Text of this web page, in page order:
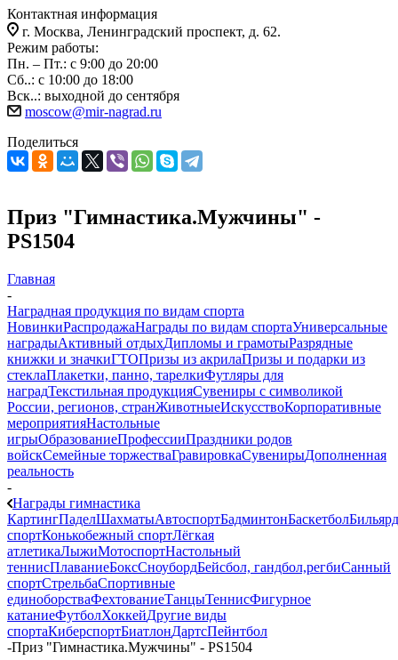
Контактная информация
г. Москва, Ленинградский проспект, д. 62.
Режим работы:
Пн. – Пт.: с 9:00 до 20:00
Сб..: с 10:00 до 18:00
Вск..: выходной до сентября
moscow@mir-nagrad.ru
Поделиться
Приз "Гимнастика.Мужчины" -
PS1504
Главная
-
Наградная продукция по видам спорта
НовинкиРаспродажаНаграды по видам спортаУниверсальные
наградыАктивный отдыхДипломы и грамотыРазрядные
книжки и значкиГТОПризы из акрилаПризы и подарки из
стеклаПлакетки, панно, тарелкиФутляры для
наградТекстильная продукцияСувениры с символикой
России, регионов, странЖивотныеИскусствоКорпоративные
мероприятияНастольные
игрыОбразованиеПрофессииПраздники родов
войскСемейные торжестваГравировкаСувенирыДополненная
реальность
-
Награды гимнастика
КартингПаделШахматыАвтоспортБадминтонБаскетболБильярд
спортКонькобежный спортЛёгкая
атлетикаЛыжиМотоспортНастольный
теннисПлаваниеБоксСноубордБейсбол, гандбол,регбиСанный
спортСтрельбаСпортивные
единоборстваФехтованиеТанцыТеннисФигурное
катаниеФутболХоккейДругие виды
спортаКиберспортБиатлонДартсПейнтбол
-Приз "Гимнастика.Мужчины" - PS1504